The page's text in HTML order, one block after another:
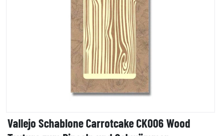
Vallejo Schablone Carrotcake CK006 Wood